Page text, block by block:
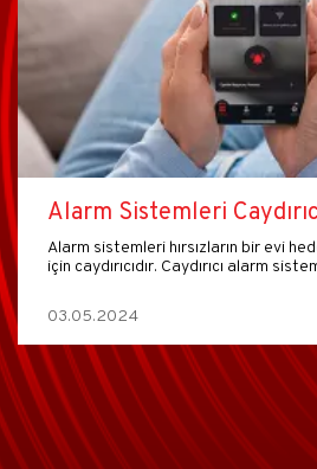
Alarm Sistemleri
Alarm sistemleri hırsızların bir evi
için caydırıcıdır. Caydırıcı alarm
03.05.2024